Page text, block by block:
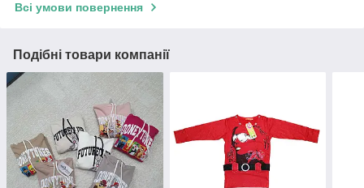
Всі умови повернення
Подібні товари компанії